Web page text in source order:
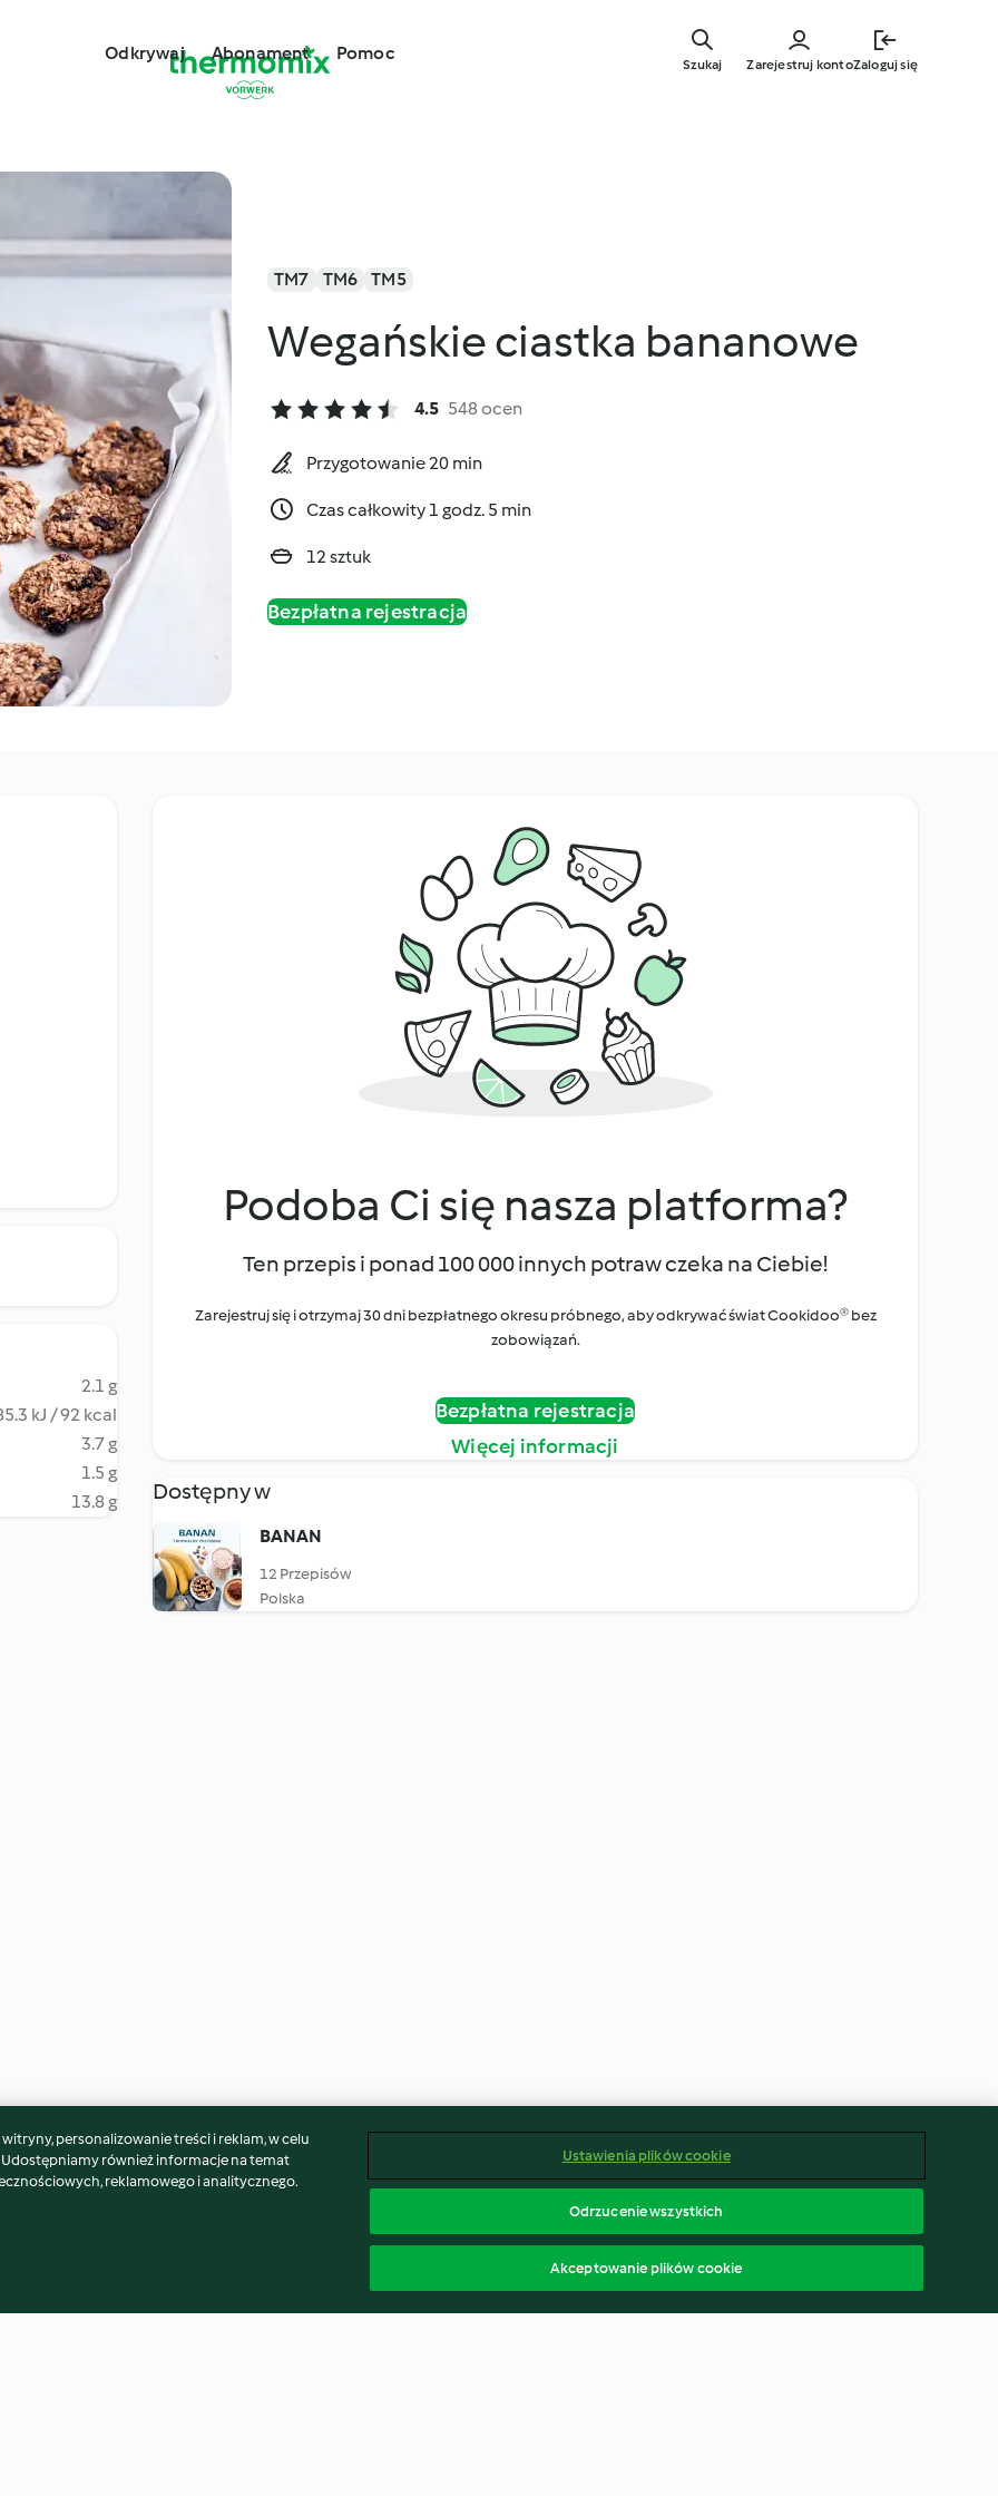
głównej
Odkrywaj Abonament Pomoc
Zarejestruj kontoZaloguj się
Szukaj
TM7 TM6 TM5
Wegańskie ciastka bananowe
4.5 548 ocen
Przygotowanie 20 min
Czas całkowity 1 godz. 5 min
12 sztuk
Bezpłatna rejestracja
2.1 g
kJ / 92 kcal
3.7 g
1.5 g
13.8 g
Podoba Ci się nasza platforma?
Ten przepis i ponad 100 000 innych potraw czeka na Ciebie!
Zarejestruj się i otrzymaj 30 dni bezpłatnego okresu próbnego, aby odkrywać świat Cookidoo® bez
zobowiązań.
Bezpłatna rejestracja
Więcej informacji
Dostępny w
BANAN
12 Przepisów
Polska
personalizowanie treści i reklam, w celu
również informacje na temat
reklamowego i analitycznego.
Ustawienia plików cookie
Odrzucenie wszystkich
Akceptowanie plików cookie